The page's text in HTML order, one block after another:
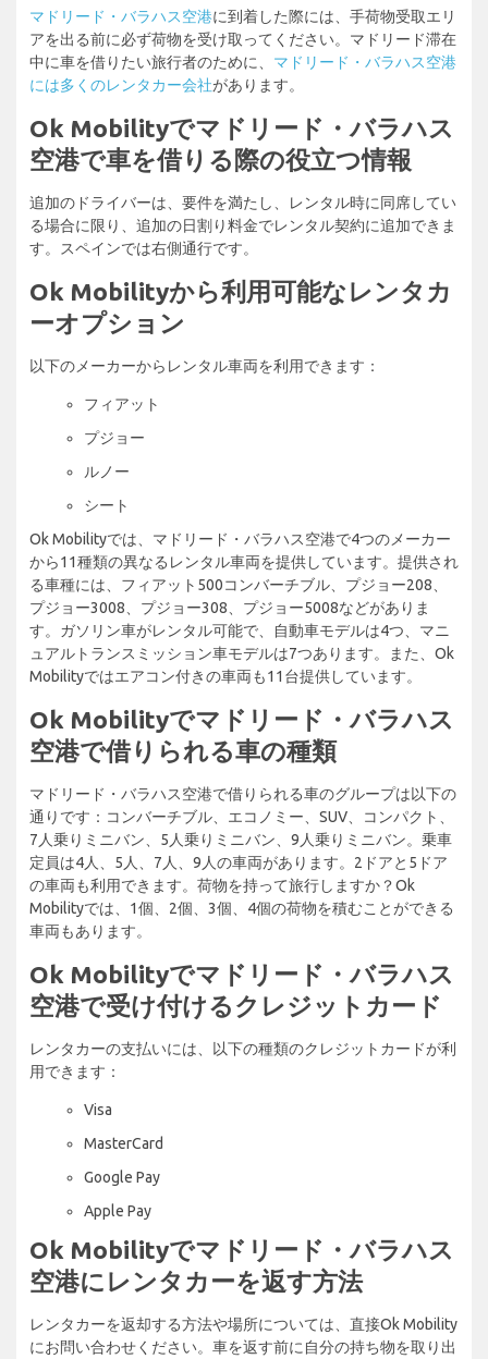
マドリード・バラハス空港に到着した際には、手荷物受取エリ
アを出る前に必ず荷物を受け取ってください。マドリード滞在
中に車を借りたい旅行者のために、 マドリード・バラハス空港
には多くのレンタカー会社があります。
Ok Mobilityでマドリード・バラハス
空港で車を借りる際の役立つ情報
追加のドライバーは、要件を満たし、レンタル時に同席してい
る場合に限り、追加の日割り料金でレンタル契約に追加できま
す。スペインでは右側通行です。
Ok Mobilityから利用可能なレンタカ
ーオプション
以下のメーカーからレンタル車両を利用できます：
フィアット
プジョー
ルノー
シート
Ok Mobilityでは、マドリード・バラハス空港で4つのメーカー
から11種類の異なるレンタル車両を提供しています。提供され
る車種には、フィアット500コンバーチブル、プジョー208、
プジョー3008、プジョー308、プジョー5008などがありま
す。ガソリン車がレンタル可能で、自動車モデルは4つ、マニ
ュアルトランスミッション車モデルは7つあります。また、Ok
Mobilityではエアコン付きの車両も11台提供しています。
Ok Mobilityでマドリード・バラハス
空港で借りられる車の種類
マドリード・バラハス空港で借りられる車のグループは以下の
通りです：コンバーチブル、エコノミー、SUV、コンパクト、
7人乗りミニバン、5人乗りミニバン、9人乗りミニバン。乗車
定員は4人、5人、7人、9人の車両があります。2ドアと5ドア
の車両も利用できます。荷物を持って旅行しますか？Ok
Mobilityでは、1個、2個、3個、4個の荷物を積むことができる
車両もあります。
Ok Mobilityでマドリード・バラハス
空港で受け付けるクレジットカード
レンタカーの支払いには、以下の種類のクレジットカードが利
用できます：
Visa
MasterCard
Google Pay
Apple Pay
Ok Mobilityでマドリード・バラハス
空港にレンタカーを返す方法
レンタカーを返却する方法や場所については、直接Ok Mobility
にお問い合わせください。車を返す前に自分の持ち物を取り出